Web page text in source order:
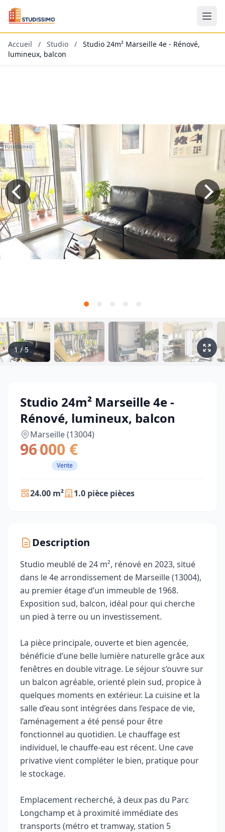
Accueil / Studio /
Studio 24m² Marseille 4e - Rénové,
lumineux, balcon
1/5
Studio 24m² Marseille 4e -
Rénové, lumineux, balcon
Marseille (13004)
96 000 €
Vente
24.00 m² 1.0 pièce pièces
Description
Studio meublé de 24 m², rénové en 2023, situé
dans le 4e arrondissement de Marseille (13004),
au premier étage d’un immeuble de 1968.
Exposition sud, balcon, idéal pour qui cherche
un pied à terre ou un investissement.
La pièce principale, ouverte et bien agencée,
bénéficie d’une belle lumière naturelle grâce aux
fenêtres en double vitrage. Le séjour s’ouvre sur
un balcon agréable, orienté plein sud, propice à
quelques moments en extérieur. La cuisine et la
salle d’eau sont intégrées dans l’espace de vie,
l’aménagement a été pensé pour être
fonctionnel au quotidien. Le chauffage est
individuel, le chauffe-eau est récent. Une cave
privative vient compléter le bien, pratique pour
le stockage.
Emplacement recherché, à deux pas du Parc
Longchamp et à proximité immédiate des
transports (métro et tramway, station 5